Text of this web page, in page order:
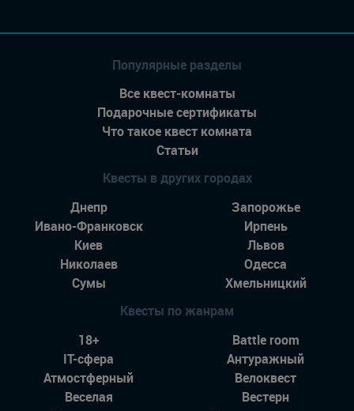
Популярные разделы
Все квест-комнаты
Подарочные сертификаты
Что такое квест комната
Статьи
Квесты в других городах
Днепр
Запорожье
Ивано-Франковск
Ирпень
Киев
Львов
Николаев
Одесса
Сумы
Хмельницкий
Квесты по жанрам
18+
Battle room
IT-сфера
Антуражный
Атмостферный
Велоквест
Веселая
Вестерн